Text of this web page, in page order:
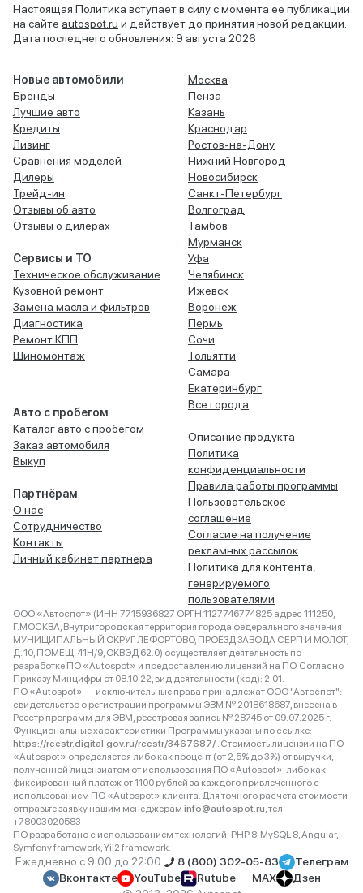
Настоящая Политика вступает в силу с момента ее публикации
на сайте autospot.ru и действует до принятия новой редакции.
Дата последнего обновления: 9 августа 2026
Новые автомобили
Бренды
Лучшие авто
Кредиты
Лизинг
Сравнения моделей
Дилеры
Трейд-ин
Отзывы об авто
Отзывы о дилерах
Сервисы и ТО
Техническое обслуживание
Кузовной ремонт
Замена масла и фильтров
Диагностика
Ремонт КПП
Шиномонтаж
Авто с пробегом
Каталог авто с пробегом
Заказ автомобиля
Выкуп
Партнёрам
О нас
Сотрудничество
Контакты
Личный кабинет партнера
Москва
Пенза
Казань
Краснодар
Ростов-на-Дону
Нижний Новгород
Новосибирск
Санкт-Петербург
Волгоград
Тамбов
Мурманск
Уфа
Челябинск
Ижевск
Воронеж
Пермь
Сочи
Тольятти
Самара
Екатеринбург
Все города
Описание продукта
Политика
конфиденциальности
Правила работы программы
Пользовательское
соглашение
Согласие на получение
рекламных рассылок
Политика для контента,
генерируемого
пользователями
ООО «Автоспот» (ИНН 7715936827 ОРГН 1127746774825 адрес 111250,
Г.МОСКВА, Внутригородская территория города федерального значения
МУНИЦИПАЛЬНЫЙ ОКРУГ ЛЕФОРТОВО, ПРОЕЗД ЗАВОДА СЕРП И МОЛОТ,
Д. 10, ПОМЕЩ. 41Н/9, ОКВЭД 62.0) осуществляет деятельность по
разработке ПО «Autospot» и предоставлению лицензий на ПО. Согласно
Приказу Минцифры от 08.10.22, вид деятельности (код): 2.01.
ПО «Autospot» — исключительные права принадлежат ООО "Автоспот":
свидетельство о регистрации программы ЭВМ № 2018618687, внесена в
Реестр программ для ЭВМ, реестровая запись № 28745 от 09.07.2025 г.
Функциональные характеристики Программы указаны по ссылке:
https://reestr.digital.gov.ru/reestr/3467687/ . Стоимость лицензии на ПО
«Autospot» определяется либо как процент (от 2,5% до 3%) от выручки,
полученной лицензиатом от использования ПО «Autospot», либо как
фиксированный платеж от 1100 рублей за каждого привлеченного с
использованием ПО «Autospot» клиента. Для точного расчета стоимости
отправьте заявку нашим менеджерам info@autospot.ru, тел.
+78003020583
ПО разработано с использованием технологий: PHP 8, MySQL 8, Angular,
Symfony framework, Yii2 framework.
Ежедневно с 9:00 до 22:00 8 (800) 302-05-83
Телеграм
Вконтакте
YouTube Rutube MAX
Дзен